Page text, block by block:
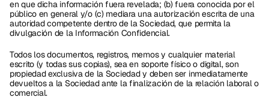
en que dicha información fuera revelada; (b) fuera conocida por el
público en general y/o (c) mediara una autorización escrita de una
autoridad competente dentro de la Sociedad, que permita la
divulgación de la Información Confidencial.
Todos los documentos, registros, memos y cualquier material
escrito (y todas sus copias), sea en soporte físico o digital, son
propiedad exclusiva de la Sociedad y deben ser inmediatamente
devueltos a la Sociedad ante la finalización de la relación laboral o
comercial.